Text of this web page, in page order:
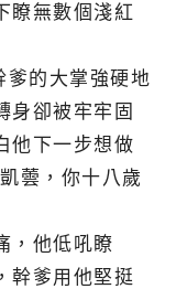
瞭無數個淺紅
的大掌強硬地
身卻被牢牢固
他下一步想做
蕓，你十八歲
，他低吼瞭
幹爹用他堅挺